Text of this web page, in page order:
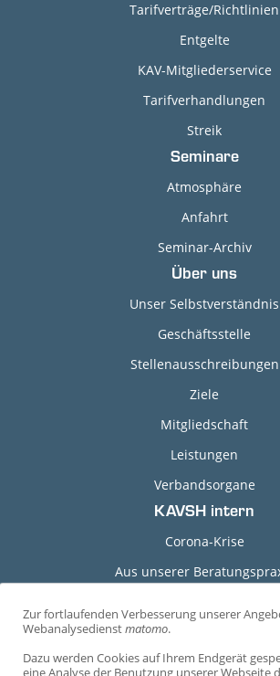
C
o
Zur fortlaufenden Verbesserung unserer
Webanalysedienstmatomo.
Dazu werden Cookies auf Ihrem Endgerät
eine Analyse der Benutzung unserer Webseite
Tarifverträge/Richtlinien
Entgelte
KAV-Mitgliederservice
Tarifverhandlungen
Streik
Seminare
Atmosphäre
Anfahrt
Seminar-Archiv
Über uns
Unser Selbstverständnis
Geschäftsstelle
Stellenausschreibungen
Ziele
Mitgliedschaft
Leistungen
Verbandsorgane
KAVSH intern
Corona-Krise
Aus unserer
Durchführungshinweise
Arbeitshilfen